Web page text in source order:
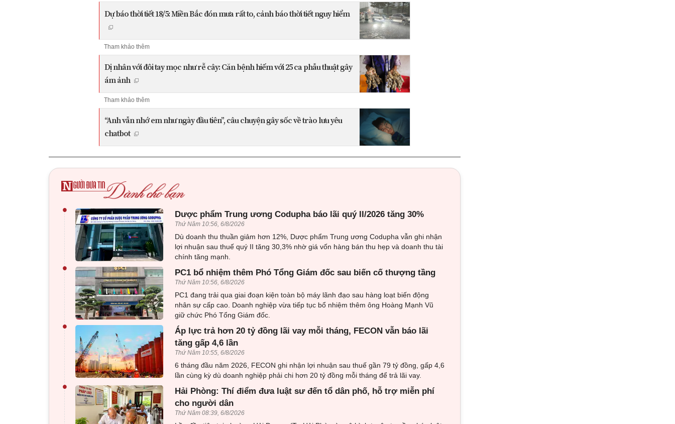
Dự báo thời tiết 18/5: Miền Bắc đón mưa rất to, cảnh báo thời tiết nguy hiểm
Tham khảo thêm
Dị nhân với đôi tay mọc như rễ cây: Căn bệnh hiếm với 25 ca phẫu thuật gây
ám ảnh
Tham khảo thêm
“Anh vẫn nhớ em như ngày đầu tiên”, câu chuyện gây sốc về trào lưu yêu
chatbot
• Dược phẩm Trung ương Codupha báo lãi quý II/2026 tăng 30%
Thứ Năm 10:56, 6/8/2026
Dù doanh thu thuần giảm hơn 12%, Dược phẩm Trung ương Codupha vẫn ghi nhận
lợi nhuận sau thuế quý II tăng 30,3% nhờ giá vốn hàng bán thu hẹp và doanh thu tài
chính tăng mạnh.
• PC1 bổ nhiệm thêm Phó Tổng Giám đốc sau biến cố thượng tầng
Thứ Năm 10:56, 6/8/2026
PC1 đang trải qua giai đoạn kiện toàn bộ máy lãnh đạo sau hàng loạt biến động
nhân sự cấp cao. Doanh nghiệp vừa tiếp tục bổ nhiệm thêm ông Hoàng Mạnh Vũ
giữ chức Phó Tổng Giám đốc.
•
Áp lực trả hơn 20 tỷ đồng lãi vay mỗi tháng, FECON vẫn báo lãi
tăng gấp 4,6 lần
Thứ Năm 10:55, 6/8/2026
6 tháng đầu năm 2026, FECON ghi nhận lợi nhuận sau thuế gần 79 tỷ đồng, gấp 4,6
lần cùng kỳ dù doanh nghiệp phải chi hơn 20 tỷ đồng mỗi tháng để trả lãi vay.
•
Hải Phòng: Thí điểm đưa luật sư đến tổ dân phố, hỗ trợ miễn phí
cho người dân
Thứ Năm 08:39, 6/8/2026